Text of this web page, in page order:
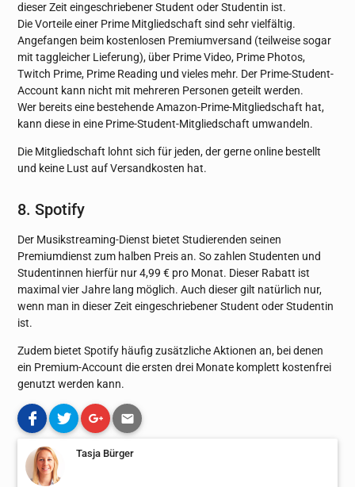
dieser Zeit eingeschriebener Student oder Studentin ist.
Die Vorteile einer Prime Mitgliedschaft sind sehr vielfältig.
Angefangen beim kostenlosen Premiumversand (teilweise sogar
mit taggleicher Lieferung), über Prime Video, Prime Photos,
Twitch Prime, Prime Reading und vieles mehr. Der Prime-Student-
Account kann nicht mit mehreren Personen geteilt werden.
Wer bereits eine bestehende Amazon-Prime-Mitgliedschaft hat,
kann diese in eine Prime-Student-Mitgliedschaft umwandeln.
Die Mitgliedschaft lohnt sich für jeden, der gerne online bestellt
und keine Lust auf Versandkosten hat.
8. Spotify
Der Musikstreaming-Dienst bietet Studierenden seinen
Premiumdienst zum halben Preis an. So zahlen Studenten und
Studentinnen hierfür nur 4,99 € pro Monat. Dieser Rabatt ist
maximal vier Jahre lang möglich. Auch dieser gilt natürlich nur,
wenn man in dieser Zeit eingeschriebener Student oder Studentin
ist.
Zudem bietet Spotify häufig zusätzliche Aktionen an, bei denen
ein Premium-Account die ersten drei Monate komplett kostenfrei
genutzt werden kann.
Tasja Bürger